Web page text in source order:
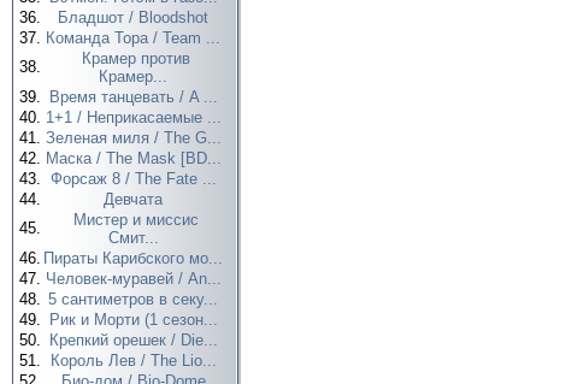
36.
Бладшот / Bloodshot
37. Команда Тора / Team ...
38.
Крамер против
Крамер...
39.
Время танцевать / A ...
40. 1+1 / Неприкасаемые ...
41. Зеленая миля / The G...
42. Маска / The Mask [BD...
43. Форсаж 8 / The Fate ...
44.
Девчата
45.
Мистер и миссис
Смит...
46. Пираты Карибского мо...
47. Человек-муравей / An...
48. 5 сантиметров в секу...
49.
Рик и Морти (1 сезон...
50.
Крепкий орешек / Die...
51.
Король Лев / The Lio...